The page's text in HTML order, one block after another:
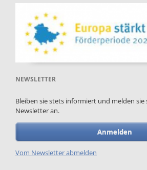
NEWSLETTER
Bleiben sie stets informiert und melden sie
Newsletter an.
Anmelden
Vom Newsletter abmelden